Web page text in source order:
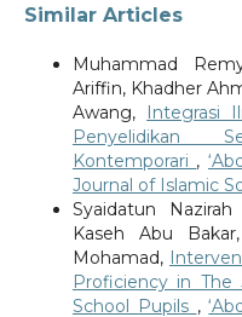
Similar Articles
Muhammad
Ariffin, Khadher
Awang,
Integrasi
Penyelidikan
Kontemporari ,
Journal of Islamic
Syaidatun
Kaseh Abu
Mohamad,
Proficiency in
School Pupils ,